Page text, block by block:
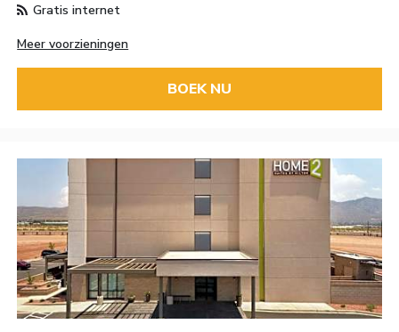
Gratis internet
Meer voorzieningen
BOEK NU